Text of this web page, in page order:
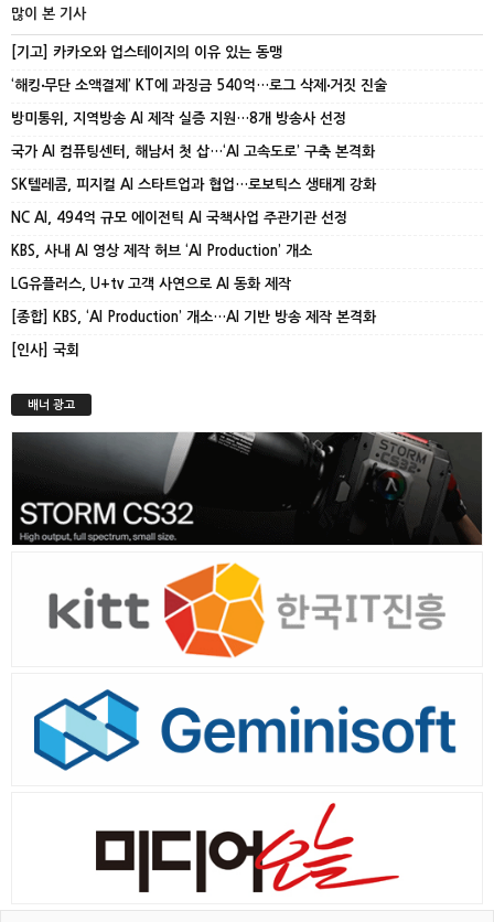
많이 본 기사
[기고] 카카오와 업스테이지의 이유 있는 동맹
‘해킹‧무단 소액결제’ KT에 과징금 540억…로그 삭제‧거짓 진술
방미통위, 지역방송 AI 제작 실증 지원…8개 방송사 선정
국가 AI 컴퓨팅센터, 해남서 첫 삽…‘AI 고속도로’ 구축 본격화
SK텔레콤, 피지컬 AI 스타트업과 협업…로보틱스 생태계 강화
NC AI, 494억 규모 에이전틱 AI 국책사업 주관기관 선정
KBS, 사내 AI 영상 제작 허브 ‘AI Production’ 개소
LG유플러스, U+tv 고객 사연으로 AI 동화 제작
[종합] KBS, ‘AI Production’ 개소…AI 기반 방송 제작 본격화
[인사] 국회
배너 광고